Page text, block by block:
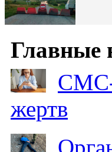
Главные
СМС-
жертв